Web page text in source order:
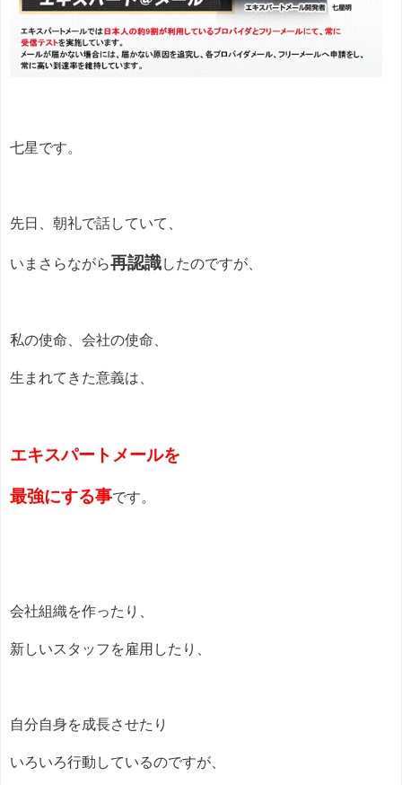
七星です。
先日、朝礼で話していて、
いまさらながら再認識したのですが、
私の使命、会社の使命、
生まれてきた意義は、
エキスパートメールを
最強にする事です。
会社組織を作ったり、
新しいスタッフを雇用したり、
自分自身を成長させたり
いろいろ行動しているのですが、